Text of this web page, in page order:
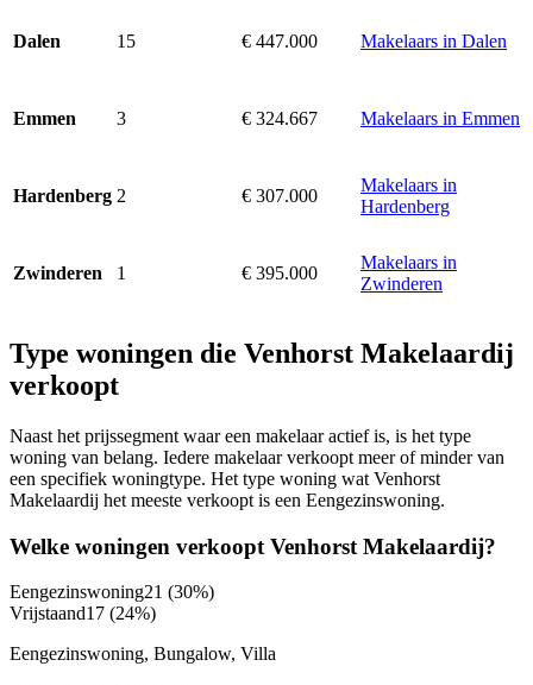
Dalen 15 € 447.000 Makelaars in Dalen
Emmen 3 € 324.667 Makelaars in Emmen
Hardenberg 2 € 307.000
Makelaars in
Hardenberg
Zwinderen 1 € 395.000
Makelaars in
Zwinderen
Type woningen die Venhorst Makelaardij
verkoopt
Naast het prijssegment waar een makelaar actief is, is het type
woning van belang. Iedere makelaar verkoopt meer of minder van
een specifiek woningtype. Het type woning wat Venhorst
Makelaardij het meeste verkoopt is een Eengezinswoning.
Welke woningen verkoopt Venhorst Makelaardij?
Eengezinswoning21 (30%)
Vrijstaand17 (24%)
Eengezinswoning, Bungalow, Villa